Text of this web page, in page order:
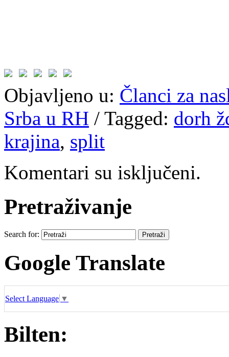
Objavljeno u: Članci za
Srba u RH / Tagged: dorh
krajina, split
Komentari su isključeni.
Pretraživanje
Search for:
Google Translate
Select Language ▼
Bilten: